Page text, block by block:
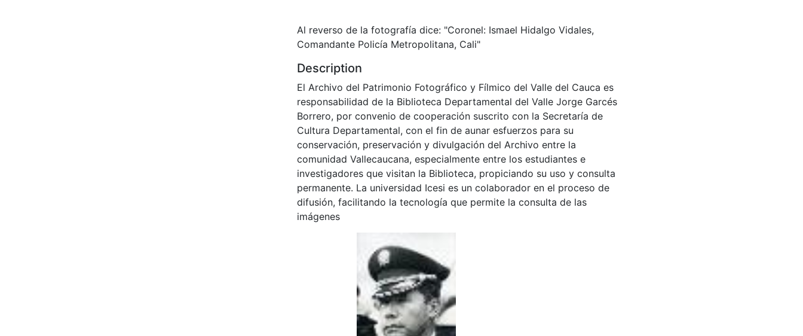
Al reverso de la fotografía dice: "Coronel: Ismael Hidalgo Vidales,
Comandante Policía Metropolitana, Cali"
Description
El Archivo del Patrimonio Fotográfico y Fílmico del Valle del Cauca es
responsabilidad de la Biblioteca Departamental del Valle Jorge Garcés
Borrero, por convenio de cooperación suscrito con la Secretaría de
Cultura Departamental, con el fin de aunar esfuerzos para su
conservación, preservación y divulgación del Archivo entre la
comunidad Vallecaucana, especialmente entre los estudiantes e
investigadores que visitan la Biblioteca, propiciando su uso y consulta
permanente. La universidad Icesi es un colaborador en el proceso de
difusión, facilitando la tecnología que permite la consulta de las
imágenes